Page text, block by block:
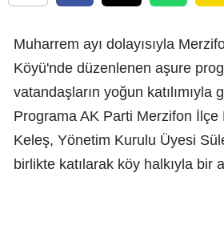
Muharrem ayı dolayısıyla
Köyü'nde düzenlenen aşure
vatandaşların yoğun katılımıyla
Programa AK Parti Merzifon İlçe
Keleş, Yönetim Kurulu Üyesi
birlikte katılarak köy halkıyla bir